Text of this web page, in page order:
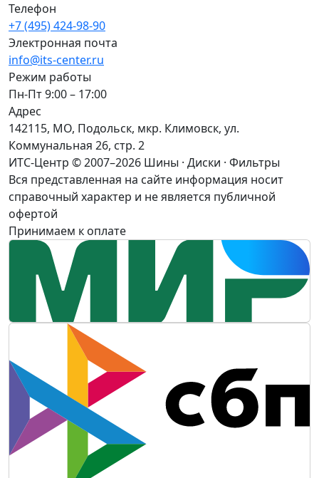
Телефон
+7 (495) 424-98-90
Электронная почта
info@its-center.ru
Режим работы
Пн-Пт 9:00 – 17:00
Адрес
142115, МО, Подольск, мкр. Климовск, ул.
Коммунальная 26, стр. 2
ИТС-Центр © 2007–2026 Шины · Диски · Фильтры
Вся представленная на сайте информация носит
справочный характер и не является публичной
офертой
Принимаем к оплате